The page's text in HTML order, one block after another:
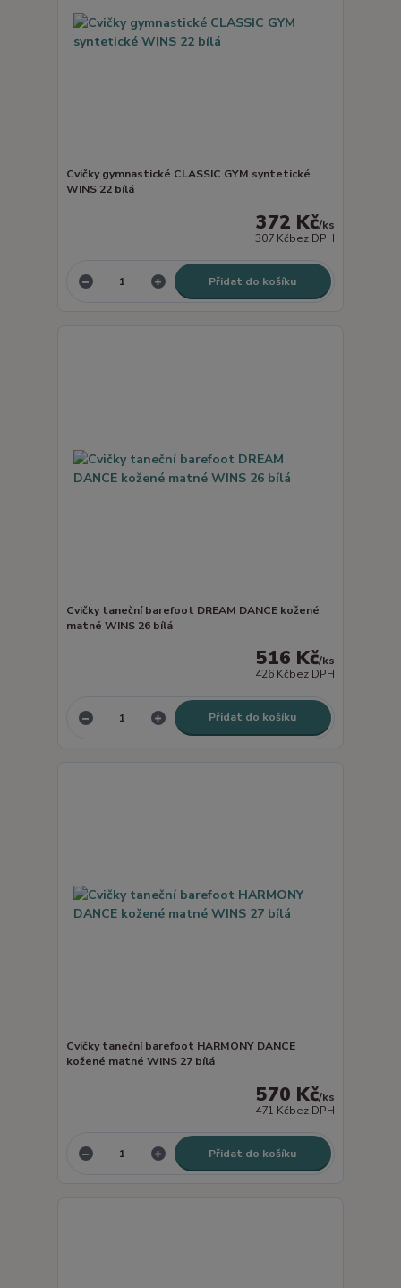
Cvičky gymnastické CLASSIC GYM syntetické
WINS 22 bílá
372 Kč/ks
307 Kčbez DPH
Přidat do košíku
Cvičky taneční barefoot DREAM DANCE kožené
matné WINS 26 bílá
516 Kč/ks
426 Kčbez DPH
Přidat do košíku
Cvičky taneční barefoot HARMONY DANCE
kožené matné WINS 27 bílá
570 Kč/ks
471 Kčbez DPH
Přidat do košíku